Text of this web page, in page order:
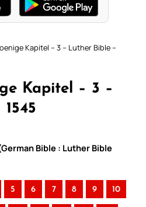
Kapitel – 3 – Luther Bible –
Kapitel – 3 –
Bible : Luther Bible
5 6 7 8 9 10